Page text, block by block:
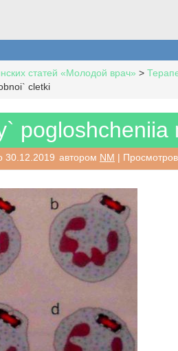
статей «Молодой врач» >
cletki
30.12.2019 автором NM |